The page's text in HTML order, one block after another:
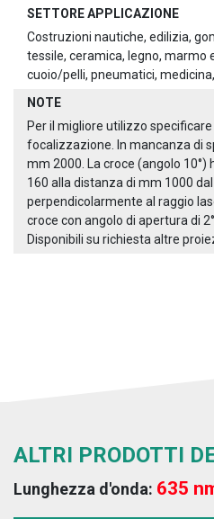
SETTORE APPLICAZIONE
Costruzioni nautiche, edilizia,
tessile, ceramica, legno, marmo
cuoio/pelli, pneumatici,
NOTE
Per il migliore utilizzo
focalizzazione. In mancanza di
mm 2000. La croce (angolo
160 alla distanza di mm 1000
perpendicolarmente al raggio
croce con angolo di apertura di 2°,
Disponibili su richiesta altre
ALTRI PRODOTTI
Lunghezza d'onda: 635